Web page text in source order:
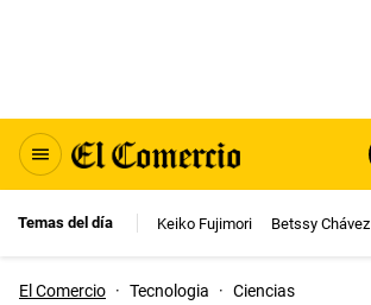
Temas del día Keiko Fujimori Betssy Chávez
El Comercio · Tecnologia · Ciencias